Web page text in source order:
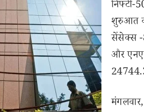
निफ्टी-
शुरुआत
सेंसेक्स -
और